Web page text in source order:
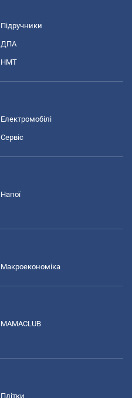
Підручники
ДПА
НМТ
Електромобілі
Сервіс
Напої
Макроекономіка
MAMACLUB
Плітки